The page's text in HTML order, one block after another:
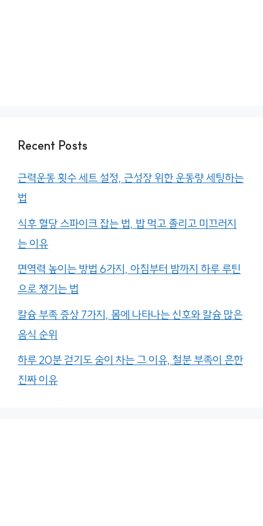
Recent Posts
근력운동 횟수 세트 설정, 근성장 위한 운동량 세팅하는
법
식후 혈당 스파이크 잡는 법, 밥 먹고 졸리고 미끄러지
는 이유
면역력 높이는 방법 6가지, 아침부터 밤까지 하루 루틴
으로 챙기는 법
칼슘 부족 증상 7가지, 몸에 나타나는 신호와 칼슘 많은
음식 순위
하루 20분 걷기도 숨이 차는 그 이유, 철분 부족이 흔한
진짜 이유